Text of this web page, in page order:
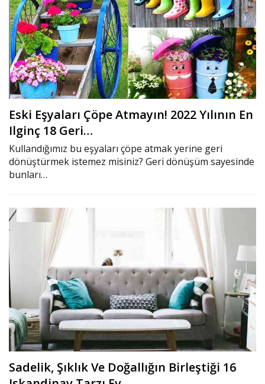
Eski Eşyaları Çöpe Atmayın! 2022 Yılının En
Ilginç 18 Geri…
Kullandığımız bu eşyaları çöpe atmak yerine geri
dönüştürmek istemez misiniz? Geri dönüşüm sayesinde
bunları…
Sadelik, Şıklık Ve Doğallığın Birleştiği 16